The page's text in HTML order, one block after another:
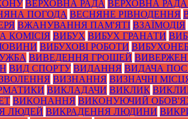
ВЕРХОВНА РАДА ВЕРХОВНА РАДА
ПОГОДА ВЕСНЯНЕ РІВНОДЕННЯ
ВЖАНУВАННЯ ПАМ'ЯТІ ВЗАЇМОДІЯ
КОМІСІЯ ВИБУХ ВИБУХ ГРАНАТИ
ВИБУХОВІ РОБОТИ
ВИВЕДЕННЯ ГРОШЕЙ
ВИД СПОРТУ ВИДАННЯ ВИДАЧА
ВИЗНАННЯ ВИЗНАЧНІ
ВИКЛАДАЧИ ВИКЛИК
ВИКОНАННЯ ВИКОНУЮЧИЙ
ЛЮДЕЙ ВИКРАДЕННЯ ЛЮДИНИ